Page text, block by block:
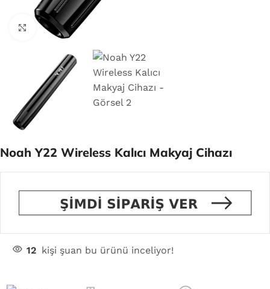
Click to enlarge
Noah Y22 Wireless Kalıcı Makyaj Cihazı
12 kişi şuan bu ürünü inceliyor!